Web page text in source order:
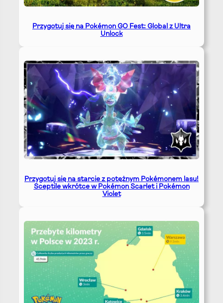
Przygotuj się na Pokémon GO Fest: Global z Ultra
Unlock
Przygotuj się na starcie z potężnym Pokémonem lasu!
Sceptile wkrótce w Pokémon Scarlet i Pokémon
Violet